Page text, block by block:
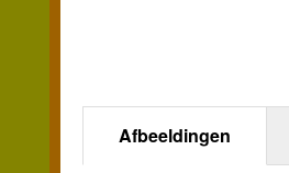
Afbeeldingen